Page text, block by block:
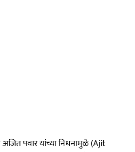
अजित पवार यांच्या निधनामुळे (Ajit